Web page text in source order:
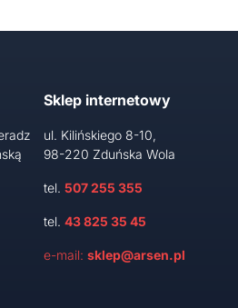
Sklep internetowy
ul. Kilińskiego 8-10,
98-220 Zduńska Wola
tel.507 255 355
tel.43 825 35 45
e-mail:sklep@arsen.pl